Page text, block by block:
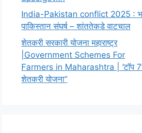
India-Pakistan conflict 2025 :
पाकिस्तान संघर्ष – शांततेकडे वाटचाल
शेतकरी सरकारी योजना महाराष्ट्र
|Government Schemes For
Farmers in Maharashtra | ‘टॉप
शेतकरी योजना”